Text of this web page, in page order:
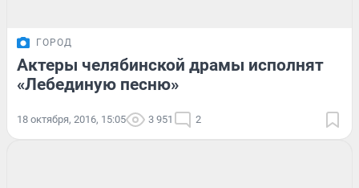
ГОРОД
Актеры челябинской драмы исполнят
«Лебединую песню»
18 октября, 2016, 15:05 3 951 2